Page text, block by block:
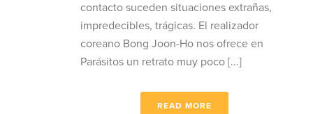
contacto suceden situaciones extrañas,
impredecibles, trágicas. El realizador
coreano Bong Joon-Ho nos ofrece en
Parásitos un retrato muy poco [...]
READ MORE